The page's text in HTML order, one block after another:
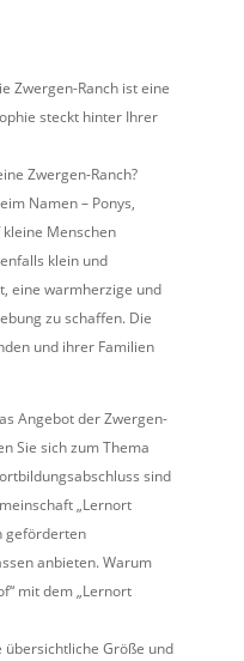
Zwergen-Ranch ist eine
steckt hinter Ihrer
Zwergen-Ranch?
Namen – Ponys,
Menschen
klein und
eine warmherzige und
zu schaffen. Die
und ihrer Familien
Angebot der Zwergen-
Sie sich zum Thema
sind
„Lernort
geförderten
anbieten. Warum
mit dem „Lernort
übersichtliche Größe und